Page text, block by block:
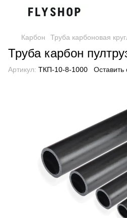
Карбон Труба карбоновая
Труба карбон
Артикул: ТКП-10-8-1000 Оставить